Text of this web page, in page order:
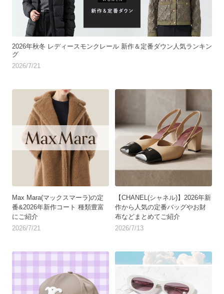
2026年秋冬 レディースモンクレール 新作＆定番ダウン人気ランキン
グ
2026/7/21
Max Mara(マックスマーラ)の定
番&2026年新作コート 種類豊富
にご紹介
2026/7/21
【CHANEL(シャネル)】2026年新
作から人気の定番バッグやお財
布などまとめてご紹介
2026/7/13